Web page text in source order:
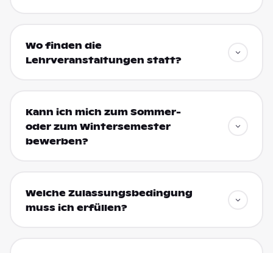
Wo finden die
Lehrveranstaltungen statt?
Kann ich mich zum Sommer-
oder zum Wintersemester
bewerben?
Welche Zulassungsbedingung
muss ich erfüllen?